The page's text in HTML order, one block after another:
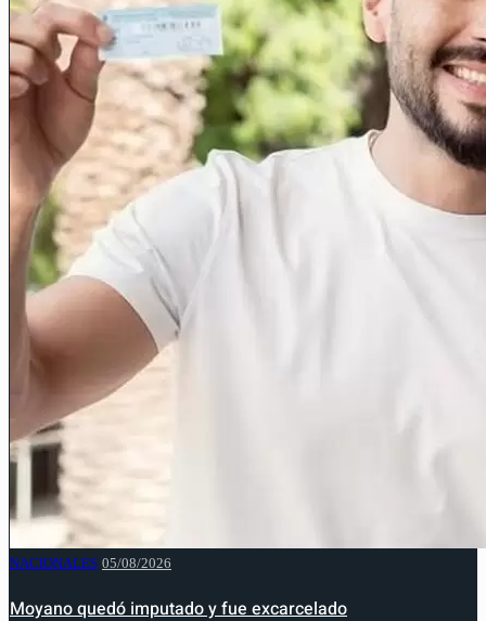
NACIONALES 05/08/2026
Moyano quedó imputado y fue excarcelado